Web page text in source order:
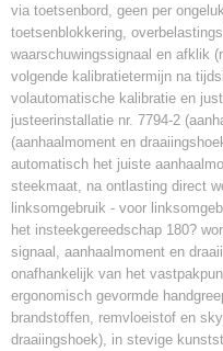
via toetsenbord, geen per
toetsenblokkering,
waarschuwingssignaal en afklik
volgende kalibratietermijn na
volautomatische kalibratie en
justeerinstallatie nr. 7794-2
(aanhaalmoment en
automatisch het juiste
steekmaat, na ontlasting direct
linksomgebruik - voor
het insteekgereedschap 180?
signaal, aanhaalmoment en
onafhankelijk van het
ergonomisch gevormde
brandstoffen, remvloeistof en
draaiingshoek), in stevige